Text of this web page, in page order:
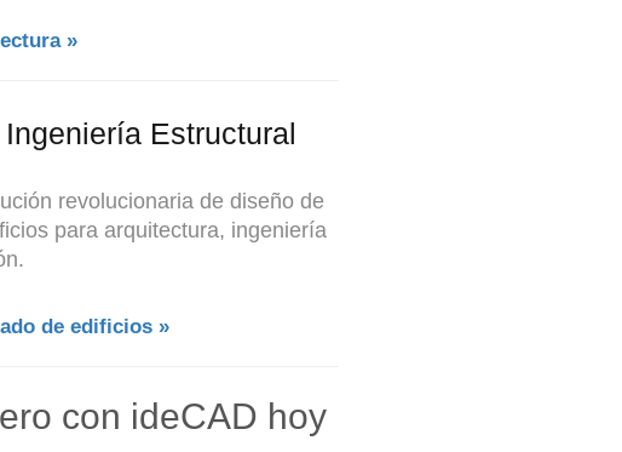
»
Estructural
revolucionaria de diseño de
para arquitectura, ingeniería
de edificios »
con ideCAD hoy